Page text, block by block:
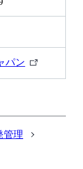
パン
外
管理